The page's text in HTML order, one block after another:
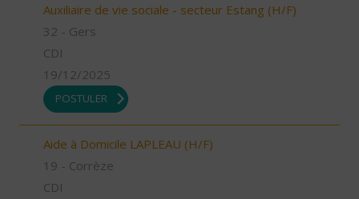
Auxiliaire de vie sociale - secteur Estang (H/F)
32 - Gers
CDI
19/12/2025
POSTULER
Aide à Domicile LAPLEAU (H/F)
19 - Corrèze
CDI